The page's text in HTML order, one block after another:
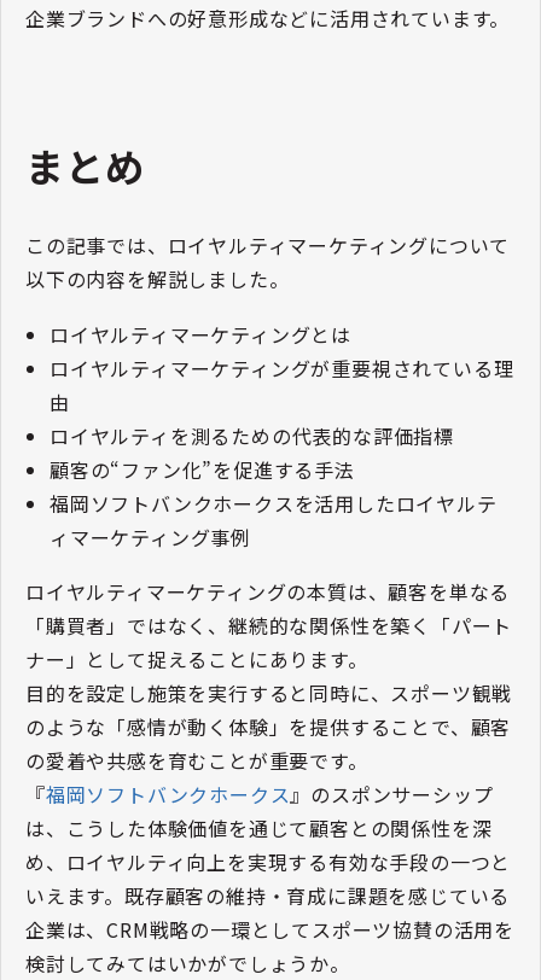
企業ブランドへの好意形成などに活用されています。
まとめ
この記事では、ロイヤルティマーケティングについて
以下の内容を解説しました。
ロイヤルティマーケティングとは
ロイヤルティマーケティングが重要視されている理
由
ロイヤルティを測るための代表的な評価指標
顧客の“ファン化”を促進する手法
福岡ソフトバンクホークスを活用したロイヤルテ
ィマーケティング事例
ロイヤルティマーケティングの本質は、顧客を単なる
「購買者」ではなく、継続的な関係性を築く「パート
ナー」として捉えることにあります。
目的を設定し施策を実行すると同時に、スポーツ観戦
のような「感情が動く体験」を提供することで、顧客
の愛着や共感を育むことが重要です。
『福岡ソフトバンクホークス』のスポンサーシップ
は、こうした体験価値を通じて顧客との関係性を深
め、ロイヤルティ向上を実現する有効な手段の一つと
いえます。既存顧客の維持・育成に課題を感じている
企業は、CRM戦略の一環としてスポーツ協賛の活用を
検討してみてはいかがでしょうか。